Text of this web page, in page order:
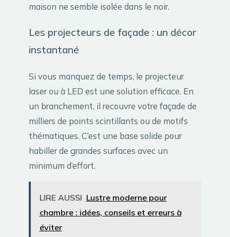
maison ne semble isolée dans le noir.
Les projecteurs de façade : un décor
instantané
Si vous manquez de temps, le projecteur
laser ou à LED est une solution efficace. En
un branchement, il recouvre votre façade de
milliers de points scintillants ou de motifs
thématiques. C’est une base solide pour
habiller de grandes surfaces avec un
minimum d’effort.
LIRE AUSSI Lustre moderne pour
chambre : idées, conseils et erreurs à
éviter